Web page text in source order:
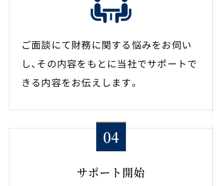
ご面談にて財務に関する悩みをお伺い
し、その内容をもとに当社でサポートで
きる内容をお伝えします。
サポート開始